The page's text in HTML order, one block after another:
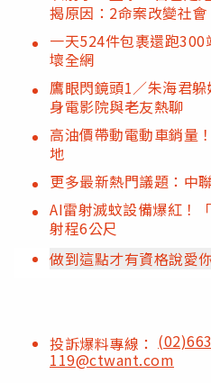
揭原因：2命案改變社會
一天524件包裹還跑
壞全網
鷹眼閃鏡頭1／朱海君
身電影院與老友熱聊
高油價帶動電動車銷量
地
更多最新熱門議題：中
AI雷射滅蚊設備爆紅！
射程6公尺
做到這點才有資格說愛
投訴爆料專線：
119@ctwant.com